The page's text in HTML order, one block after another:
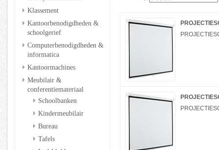
Klassement
Kantoorbenodigdheden &
schoolgerief
Computerbenodigdheden &
informatica
Kantoormachines
Meubilair &
conferentiemateriaal
Schoolbanken
Kindermeubilair
Bureau
Tafels